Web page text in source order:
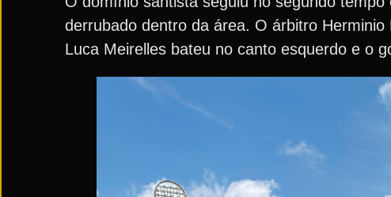
derrubado dentro da área. O árbitro
Luca Meirelles bateu no canto esquerdo e o